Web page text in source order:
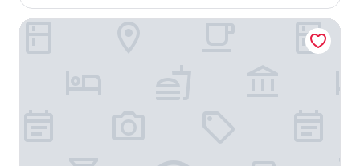
Home2 Suites by Hilton Tampa Westshore Airport, FL